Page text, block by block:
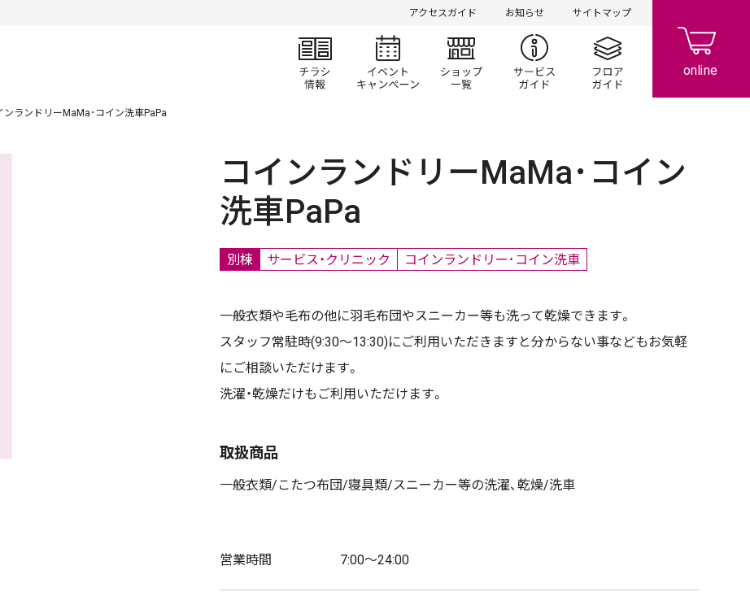
アクセスガイド お知らせ サイトマップ
チラシ情報 イベント/キャンペーン
ショップ一覧 サービスガイドフロアガイド
ンランドリーMaMa･コイン洗車PaPa
コインランドリーMaMa･コイン
洗車PaPa
別棟 サービス・クリニック コインランドリー･コイン洗車
一般衣類や毛布の他に羽毛布団やスニーカー等も洗って乾燥できます。
スタッフ常駐時(9:30～13:30)にご利用いただきますと分からない事などもお気軽
にご相談いただけます。
洗濯・乾燥だけもご利用いただけます。
取扱商品
一般衣類/こたつ布団/寝具類/スニーカー等の洗濯、乾燥/洗車
営業時間 7:00～24:00